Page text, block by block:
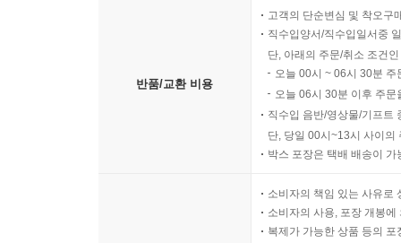
반품/교환 비용
고객의 단순변심 및 착오구
직수입양서/직수입일서중
단, 아래의 주문/취소 조건
오늘 00시 ~ 06시 30분
오늘 06시 30분 이후 주
직수입 음반/영상물/기프트
단, 당일 00시~13시 사이의
박스 포장은 택배 배송이
소비자의 책임 있는 사유로
소비자의 사용, 포장 개봉
복제가 가능한 상품 등의